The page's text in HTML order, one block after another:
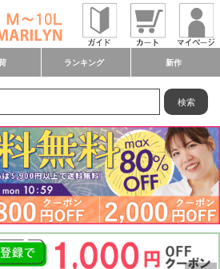
ランキング 新作
検索